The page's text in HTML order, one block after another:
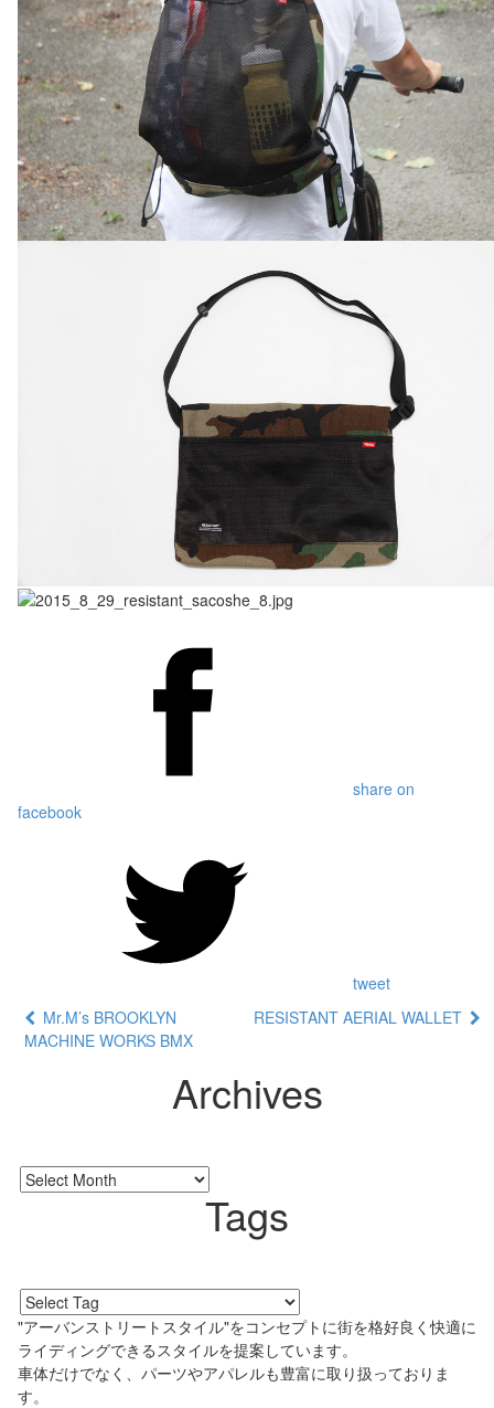
share on
facebook
tweet
Mr.M’s BROOKLYN
MACHINE WORKS BMX
RESISTANT AERIAL WALLET
Archives
Tags
"アーバンストリートスタイル"をコンセプトに街を格好良く快適に
ライディングできるスタイルを提案しています。
車体だけでなく、パーツやアパレルも豊富に取り扱っておりま
す。